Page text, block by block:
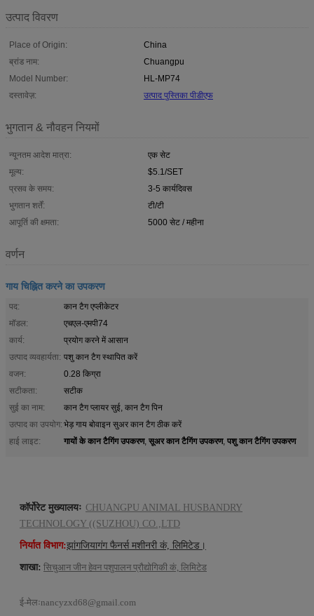
उत्पाद विवरण
Place of Origin:
China
ब्रांड नाम:
Chuangpu
Model Number:
HL-MP74
दस्तावेज़:
उत्पाद पुस्तिका पीडीएफ
भुगतान & नौवहन नियमों
न्यूनतम आदेश मात्रा:
एक सेट
मूल्य:
$5.1/SET
प्रसव के समय:
3-5 कार्यदिवस
भुगतान शर्तें:
टी/टी
आपूर्ति की क्षमता:
5000 सेट / महीना
वर्णन
गाय चिह्नित करने का उपकरण
पद:
कान टैग एप्लीकेटर
मॉडल:
एचएल-एमपी74
कार्य:
प्रयोग करने में आसान
उत्पाद व्यवहार्यता: पशु कान टैग स्थापित करें
वजन:
0.28 किग्रा
सटीकता:
सटीक
सुई का नाम:
कान टैग प्लायर सुई, कान टैग पिन
उत्पाद का उपयोग: भेड़ गाय बोवाइन सुअर कान टैग ठीक करें
हाई लाइट:
गायों के कान टैगिंग उपकरण, सूअर कान टैगिंग उपकरण, पशु कान टैगिंग उपकरण
कॉर्पोरेट मुख्यालयः CHUANGPU ANIMAL HUSBANDRY
TECHNOLOGY ((SUZHOU) CO.,LTD
निर्यात विभाग:झांगजियागंग फैनर्स मशीनरी कं, लिमिटेड।
शाखा: सिचुआन जीन हेवन पशुपालन प्रौद्योगिकी कं, लिमिटेड
ई-मेलःnancyzxd68@gmail.com